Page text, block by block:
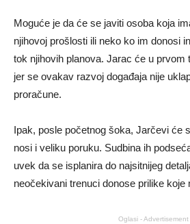
Moguće je da će se javiti osoba koja
njihovoj prošlosti ili neko ko im donosi
tok njihovih planova. Jarac će u prvom
jer se ovakav razvoj događaja nije
proračune.
Ipak, posle početnog šoka, Jarčevi će
nosi i veliku poruku. Sudbina ih
uvek da se isplanira do najsitnijeg
neočekivani trenuci donose prilike koje
Oglasi - Advertisement